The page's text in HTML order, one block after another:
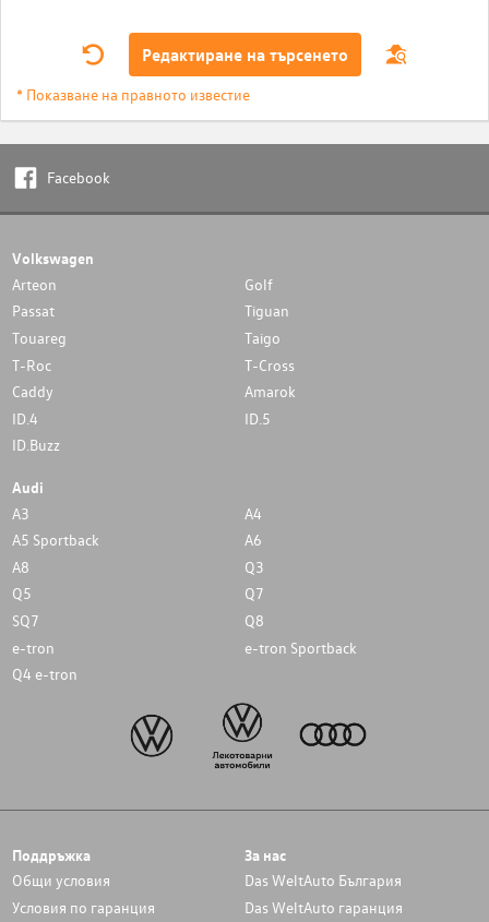
Редактиране на търсенето
* Показване на правното известие
Facebook
Volkswagen
Arteon
Golf
Passat
Tiguan
Touareg
Taigo
T-Roc
T-Cross
Caddy
Amarok
ID.4
ID.5
ID.Buzz
Audi
A3
A4
A5 Sportback
A6
A8
Q3
Q5
Q7
SQ7
Q8
e-tron
e-tron Sportback
Q4 e-tron
Поддръжка
Общи условия
Условия по гаранция
За нас
Das WeltAuto България
Das WeltAuto гаранция